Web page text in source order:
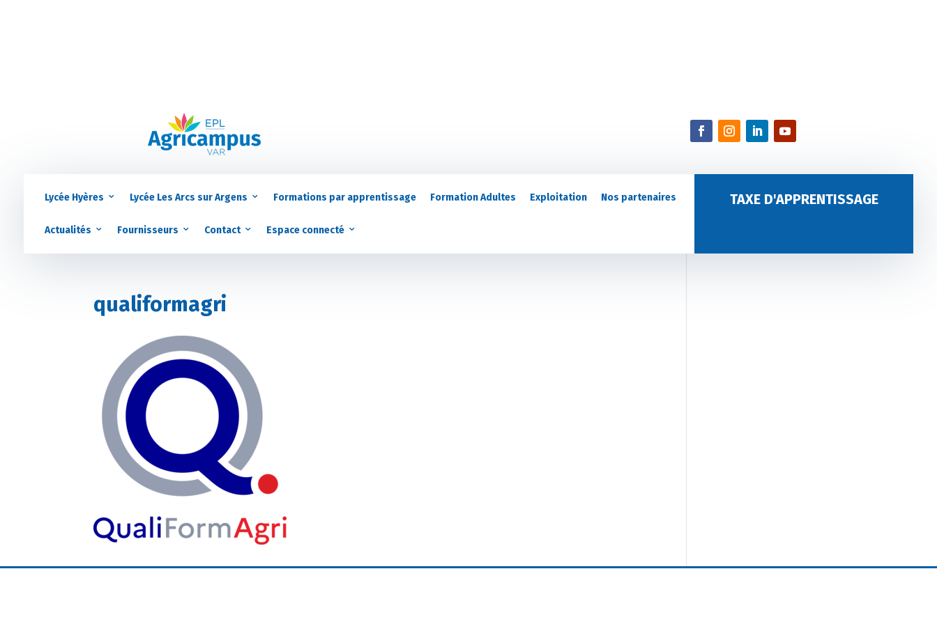
Lycée Hyères Lycée Les Arcs sur Argens Formations par apprentissage Formation Adultes Exploitation Nos partenaires
Actualités Fournisseurs Contact Espace connecté
TAXE D'APPRENTISSAGE
qualiformagri